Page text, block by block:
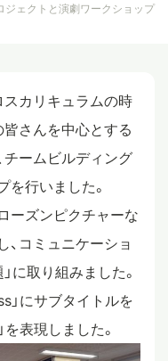
ジェクトと演劇ワークショップ
スカリキュラムの時
皆さんを中心とする
チームビルディング
を行いました。
ーズンピクチャーな
、コミュニケーショ
に取り組みました。
」にサブタイトルを
表現しました。